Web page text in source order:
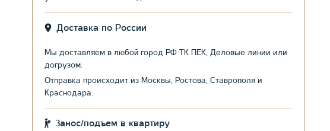
Доставка по России
Мы доставляем в любой город РФ ТК ПЕК, Деловые линии или
догрузом.
Отправка происходит из Москвы, Ростова, Ставрополя и
Краснодара.
Занос/подъем в квартиру